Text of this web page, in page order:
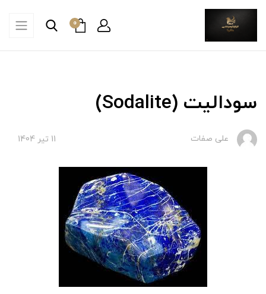
0
سودالیت (Sodalite)
علی صفات 11 تير 1404